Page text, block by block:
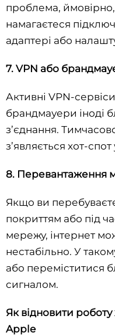
проблема,
намагаєтеся
адаптері або
7. VPN або
Активні VPN-
брандмауери іноді
з’єднання.
з’являється хот-
8. Перевантаження
Якщо ви
покриттям або під
мережу, інтернет
нестабільно. У
або переміститися
сигналом.
Як відновити роботу
Apple